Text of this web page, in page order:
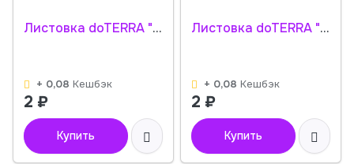
Листовка doTERRA "Кассия. Эфирное масло" 30020001
+ 0,08 Кешбэк
2 ₽
Купить
Листовка doTERRA "Корица. Эфирное масло" 30030001
+ 0,08 Кешбэк
2 ₽
Купить